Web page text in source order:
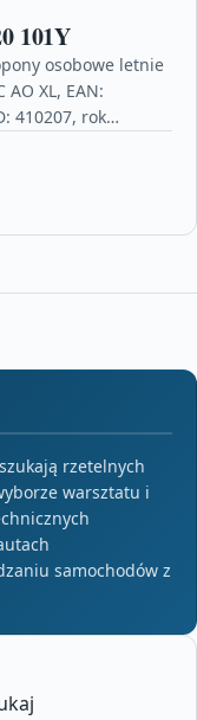
101Y
osobowe letnie
AO XL, EAN:
410207, rok
rzetelnych
warsztatu i
samochodów z